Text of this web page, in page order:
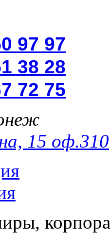
97 97
38 28
72 75
15 оф.310